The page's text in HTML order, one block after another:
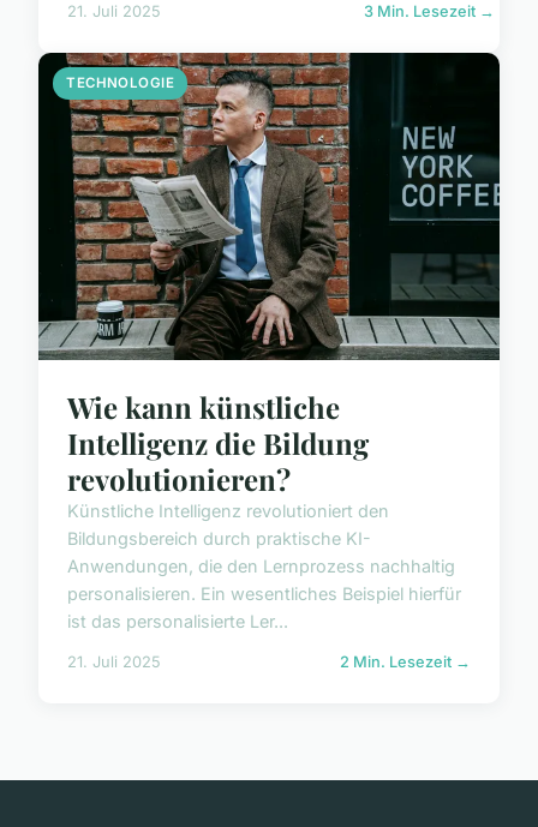
21. Juli 2025 3 Min. Lesezeit →
TECHNOLOGIE
Wie kann künstliche
Intelligenz die Bildung
revolutionieren?
Künstliche Intelligenz revolutioniert den
Bildungsbereich durch praktische KI-
Anwendungen, die den Lernprozess nachhaltig
personalisieren. Ein wesentliches Beispiel hierfür
ist das personalisierte Ler...
21. Juli 2025 2 Min. Lesezeit →